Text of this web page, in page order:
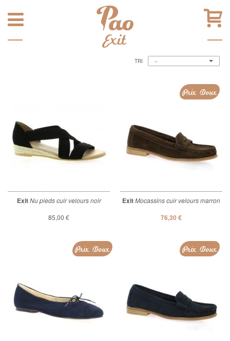
Exit
TRI --
ExitNu pieds cuir velours noir
85,00 €
ExitMocassins cuir velours marron
76,30 €
Prix Doux
Prix Doux Prix Doux